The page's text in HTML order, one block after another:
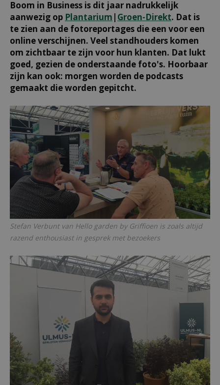
Boom in Business is dit jaar nadrukkelijk
aanwezig op Plantarium | Groen-Direkt. Dat is
te zien aan de fotoreportages die een voor een
online verschijnen. Veel standhouders komen
om zichtbaar te zijn voor hun klanten. Dat lukt
goed, gezien de onderstaande foto's. Hoorbaar
zijn kan ook: morgen worden de podcasts
gemaakt die worden gepitcht.
Stefan Verbunt van Hello garden by Griffioen is zoals altijd
razend enthousiast in gesprek met bezoekers